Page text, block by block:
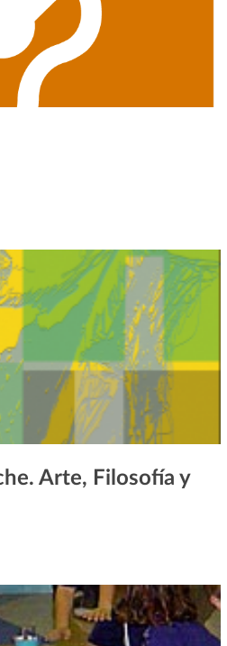
Arte, Filosofía y